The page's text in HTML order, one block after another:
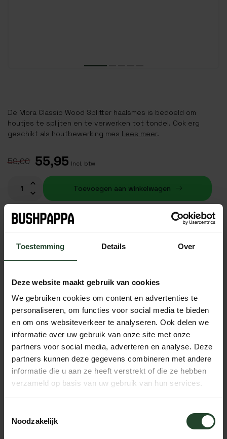
Toestemming Details Over
Deze website maakt gebruik van cookies
We gebruiken cookies om content en advertenties te
personaliseren, om functies voor social media te bieden
en om ons websiteverkeer te analyseren. Ook delen we
informatie over uw gebruik van onze site met onze
partners voor social media, adverteren en analyse. Deze
partners kunnen deze gegevens combineren met andere
informatie die u aan ze heeft verstrekt of die ze hebben
verzameld op basis van uw gebruik van hun services.
Noodzakelijk
De Mora Classic Wood Splitter haalsmes is bedoeld om
houtjes te splijten en te verwerken tot tondel. Ook erg
geschikt als houtbewerking mes Lees meer.
59,00 55,95 Incl. btw
Toevoegen aan winkelwagen
Op voorraad (1)
bestelling vandaag nog verzonden
14 dagen bedenktijd met no-nonsens retourbeleid
Ma t/m Vr voor 17:00 besteld, dezelfde dag verzonden
Iedere dag bereikbaar van 10:00 tot 20:00 via de chat,
telefoon of email
PRODUCTOMSCHRIJVING